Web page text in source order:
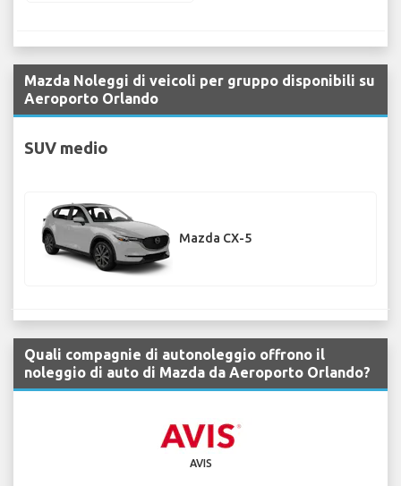
Mazda Noleggi di veicoli per gruppo disponibili su
Aeroporto Orlando
SUV medio
Mazda CX-5
Quali compagnie di autonoleggio offrono il
noleggio di auto di Mazda da Aeroporto Orlando?
AVIS